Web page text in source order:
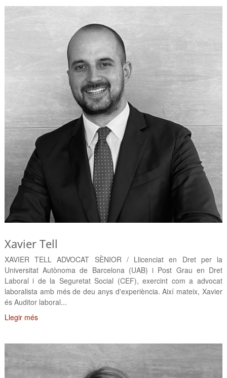
Xavier Tell
XAVIER TELL ADVOCAT SÈNIOR / Llicenciat en Dret per la
Universitat Autònoma de Barcelona (UAB) i Post Grau en Dret
Laboral i de la Seguretat Social (CEF), exercint com a advocat
laboralista amb més de deu anys d'experiència. Així mateix, Xavier
és Auditor laboral...
Llegir més